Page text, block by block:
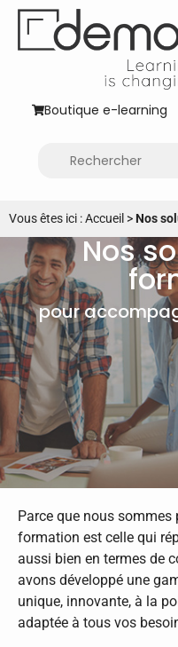
Boutique e-learning
Vous êtes ici :Accueil >Nos
Nos
pour
Parce que nous sommes
formation est celle qui
aussi bien en termes de
avons développé une
unique, innovante, à la
adaptée à tous vos